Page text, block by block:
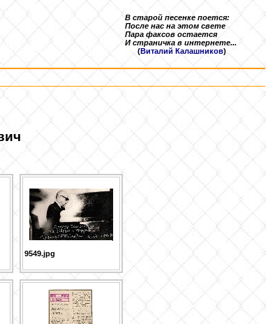
В старой песенке поется:
После нас на этом свете
Пара факсов остается
И страничка в интернете...
(Виталий Калашников)
9549.jpg